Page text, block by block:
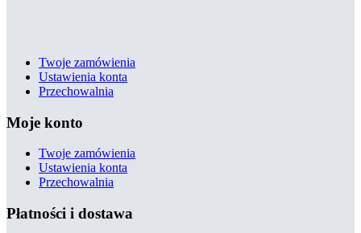
Twoje zamówienia
Ustawienia konta
Przechowalnia
Moje konto
Twoje zamówienia
Ustawienia konta
Przechowalnia
Płatności i dostawa